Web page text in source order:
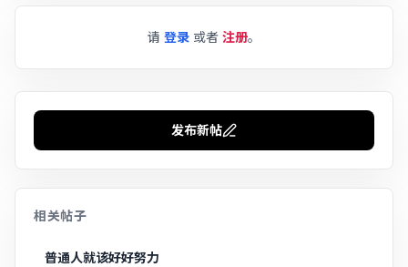
请 登录 或者 注册。
发布新帖
相关帖子
普通人就该好好努力